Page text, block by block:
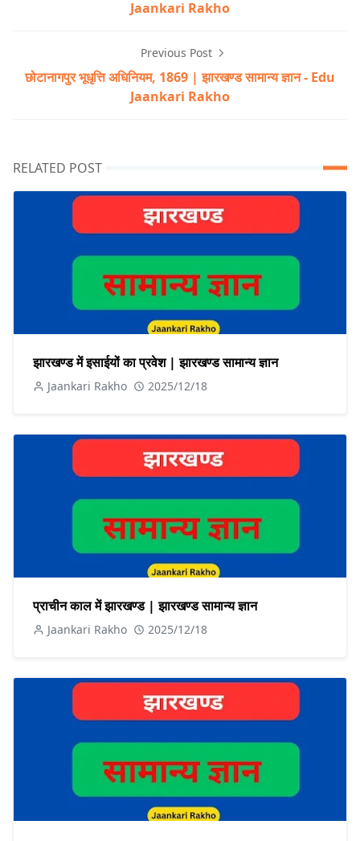
Jaankari Rakho
Previous Post
छोटानागपुर भूधृत्ति अधिनियम, 1869 | झारखण्ड सामान्य ज्ञान - Edu
Jaankari Rakho
RELATED POST
झारखण्ड में इसाईयों का प्रवेश | झारखण्ड सामान्य ज्ञान
Jaankari Rakho 2025/12/18
प्राचीन काल में झारखण्ड | झारखण्ड सामान्य ज्ञान
Jaankari Rakho 2025/12/18